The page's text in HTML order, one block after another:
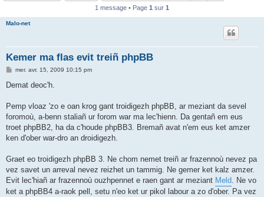
1 message • Page 1 sur 1
Malo-net
Kemer ma flas evit treiñ phpBB
M
s
g
mer. avr. 15, 2009 10:15 pm
Demat deoc'h.
Pemp vloaz 'zo e oan krog gant troidigezh phpBB, ar meziant da sevel
foromoù, a-benn staliañ ur forom war ma lec'hienn. Da gentañ em eus
troet phpBB2, ha da c'houde phpBB3. Bremañ avat n'em eus ket amzer
ken d'ober war-dro an droidigezh.
Graet eo troidigezh phpBB 3. Ne chom nemet treiñ ar frazennoù nevez pa
vez savet un arreval nevez reizhet un tammig. Ne gemer ket kalz amzer.
Evit lec'hiañ ar frazennoù ouzhpennet e raen gant ar meziant Meld. Ne vo
ket a phpBB4 a-raok pell, setu n'eo ket ur pikol labour a zo d'ober. Pa vez